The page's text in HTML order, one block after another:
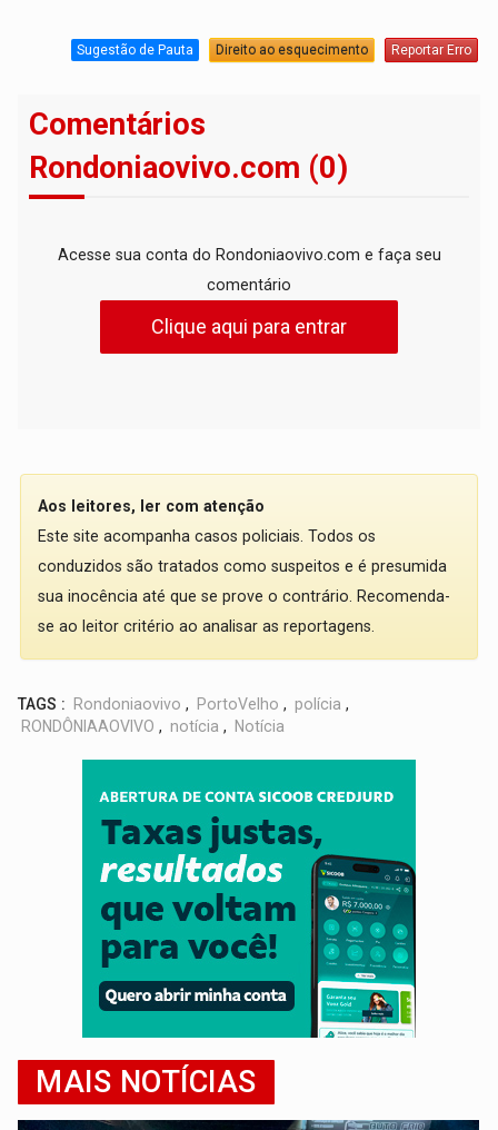
Sugestão de Pauta Direito ao esquecimento Reportar Erro
Comentários
Rondoniaovivo.com (0)
Acesse sua conta do Rondoniaovivo.com e faça seu
comentário
Clique aqui para entrar
Aos leitores, ler com atenção
Este site acompanha casos policiais. Todos os
conduzidos são tratados como suspeitos e é presumida
sua inocência até que se prove o contrário. Recomenda-
se ao leitor critério ao analisar as reportagens.
TAGS : Rondoniaovivo , PortoVelho , polícia ,
RONDÔNIAAOVIVO , notícia , Notícia
MAIS NOTÍCIAS